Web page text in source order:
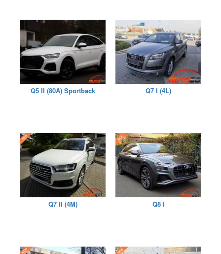
Q5 II (80A) Sportback Q7 I (4L)
Q7 II (4M) Q8 I